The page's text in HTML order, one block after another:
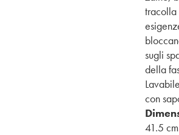
tracolla
sugli
della
con
41.5